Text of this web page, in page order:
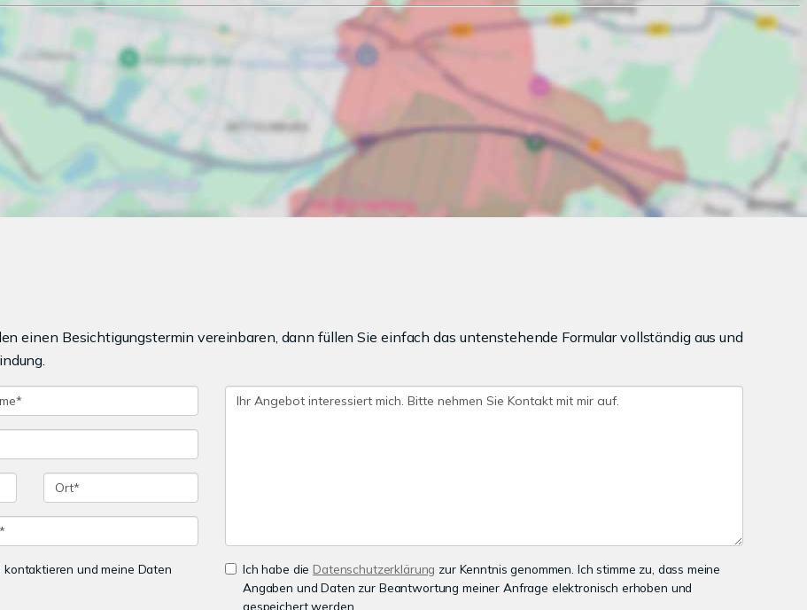
einen Besichtigungstermin vereinbaren, dann füllen Sie einfach das untenstehende Formular vollständig aus und
kontaktieren und meine Daten
Ich habe die Datenschutzerklärung zur Kenntnis genommen. Ich stimme zu, dass meine
Angaben und Daten zur Beantwortung meiner Anfrage elektronisch erhoben und
gespeichert werden.